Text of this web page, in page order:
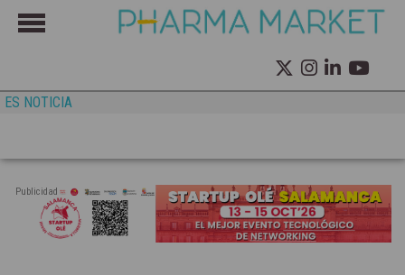
ES NOTICIA
Publicidad